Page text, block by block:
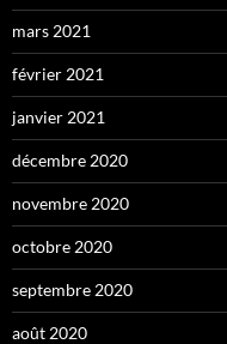
mars 2021
février 2021
janvier 2021
décembre 2020
novembre 2020
octobre 2020
septembre 2020
août 2020